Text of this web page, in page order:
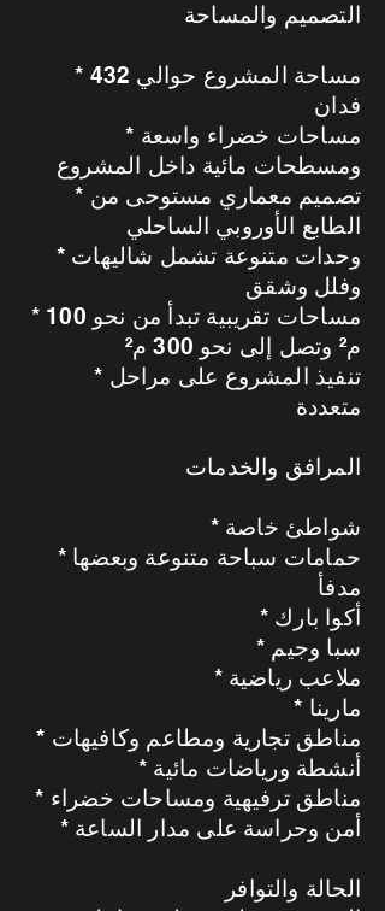
التصميم والمساحة
* مساحة المشروع حوالي 432
فدان
* مساحات خضراء واسعة
ومسطحات مائية داخل المشروع
* تصميم معماري مستوحى من
الطابع الأوروبي الساحلي
* وحدات متنوعة تشمل شاليهات
وفلل وشقق
* مساحات تقريبية تبدأ من نحو 100
م² وتصل إلى نحو 300 م²
* تنفيذ المشروع على مراحل
متعددة
المرافق والخدمات
* شواطئ خاصة
* حمامات سباحة متنوعة وبعضها
مدفأ
* أكوا بارك
* سبا وجيم
* ملاعب رياضية
* مارينا
* مناطق تجارية ومطاعم وكافيهات
* أنشطة ورياضات مائية
* مناطق ترفيهية ومساحات خضراء
* أمن وحراسة على مدار الساعة
الحالة والتوافر